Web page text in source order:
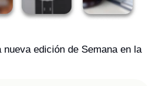
nueva edición de Semana en la